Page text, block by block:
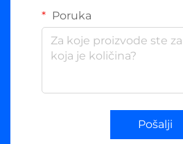
Poruka
Pošalji